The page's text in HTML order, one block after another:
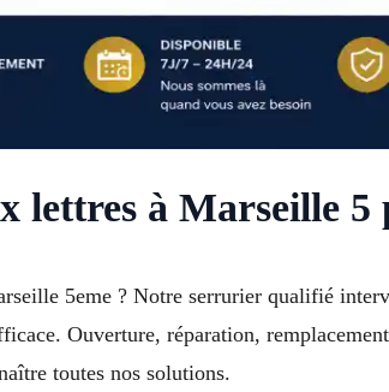
lettres à Marseille
5eme ? Notre serrurier qualifié
Ouverture, réparation,
toutes nos solutions.